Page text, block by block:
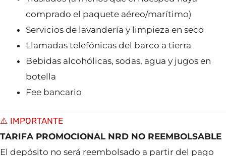
comprado el paquete aéreo/marítimo)
Servicios de lavandería y limpieza en seco
Llamadas telefónicas del barco a tierra
Bebidas alcohólicas, sodas, agua y jugos en
botella
Fee bancario
⚠️ IMPORTANTE
TARIFA PROMOCIONAL NRD NO REEMBOLSABLE
El depósito no será reembolsado a partir del pago